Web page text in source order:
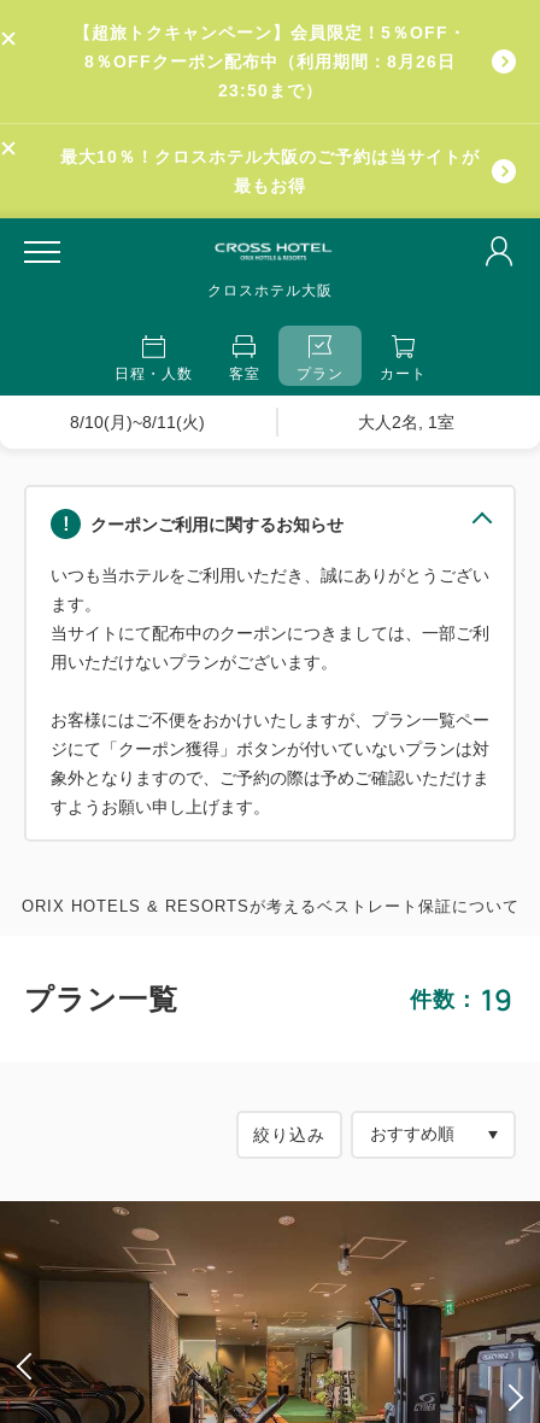
【超旅トクキャンペーン】会員限定！5％OFF・
8％OFFクーポン配布中（利用期間：8月26日
23:50まで）
最大10％！クロスホテル大阪のご予約は当サイトが
最もお得
クロスホテル大阪
日程・人数 客室 プラン カート
8/10(月)~8/11(火) 大人2名, 1室
クーポンご利用に関するお知らせ
いつも当ホテルをご利用いただき、誠にありがとうござい
ます。
当サイトにて配布中のクーポンにつきましては、一部ご利
用いただけないプランがございます。
お客様にはご不便をおかけいたしますが、プラン一覧ペー
ジにて「クーポン獲得」ボタンが付いていないプランは対
象外となりますので、ご予約の際は予めご確認いただけま
すようお願い申し上げます。
ORIX HOTELS & RESORTSが考えるベストレート保証について
プラン一覧 件数： 19
絞り込み